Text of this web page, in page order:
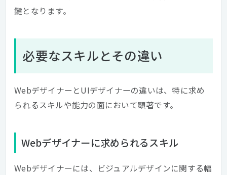
鍵となります。
必要なスキルとその違い
WebデザイナーとUIデザイナーの違いは、特に求め
られるスキルや能力の面において顕著です。
Webデザイナーに求められるスキル
Webデザイナーには、ビジュアルデザインに関する幅